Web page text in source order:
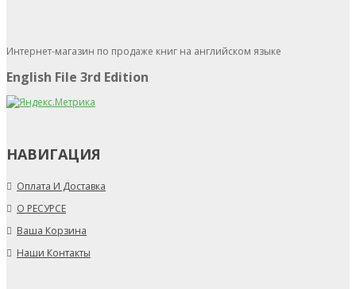
Интернет-магазин по продаже книг на английском языке
English File 3rd Edition
НАВИГАЦИЯ
Оплата И Доставка
О РЕСУРСЕ
Ваша Корзина
Наши Контакты